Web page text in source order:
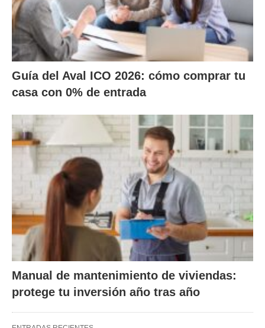
Guía del Aval ICO 2026: cómo comprar tu
casa con 0% de entrada
Manual de mantenimiento de viviendas:
protege tu inversión año tras año